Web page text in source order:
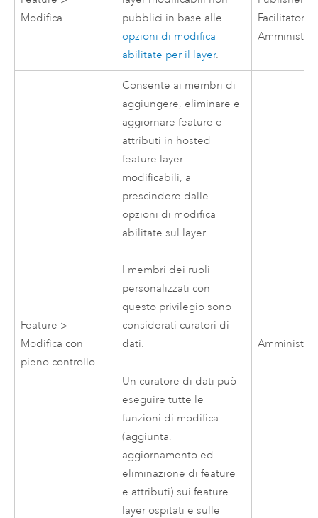
Modifica
pubblici in base alle
opzioni di modifica
abilitate per il layer.
Facilitatore,
Feature >
Modifica con
pieno controllo
Consente ai membri di
aggiungere, eliminare e
aggiornare feature e
attributi in hosted
feature layer
modificabili, a
prescindere dalle
opzioni di modifica
abilitate sul layer.
I membri dei ruoli
personalizzati con
questo privilegio sono
considerati curatori di
dati.
Un curatore di dati può
eseguire tutte le
funzioni di modifica
(aggiunta,
aggiornamento ed
eliminazione di feature
e attributi) sui feature
layer ospitati e sulle